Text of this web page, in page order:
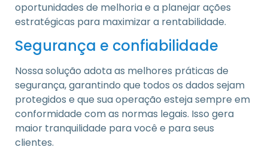
oportunidades de melhoria e a planejar ações
estratégicas para maximizar a rentabilidade.
Segurança e confiabilidade
Nossa solução adota as melhores práticas de
segurança, garantindo que todos os dados sejam
protegidos e que sua operação esteja sempre em
conformidade com as normas legais. Isso gera
maior tranquilidade para você e para seus
clientes.